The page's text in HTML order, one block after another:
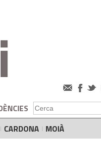
CARDONA MOIÀ